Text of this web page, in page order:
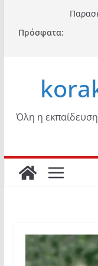
περιεχόμενο
Πρόσφατα:
Όλη η